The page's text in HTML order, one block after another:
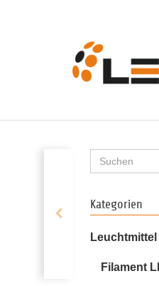
Kategorien
Leuchtmittel
Filament